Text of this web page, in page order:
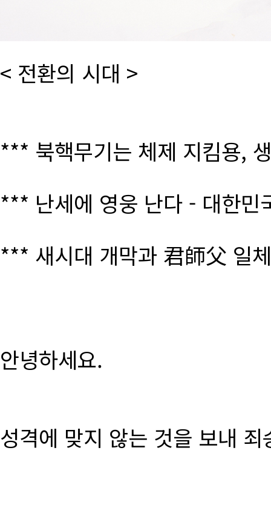
< 전환의 시대 >
*** 북핵무기는 체제 지킴용,
*** 난세에 영웅 난다 - 대한
*** 새시대 개막과 君師父 일
안녕하세요.
성격에 맞지 않는 것을 보내